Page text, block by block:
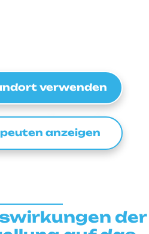
verwenden
anzeigen
der